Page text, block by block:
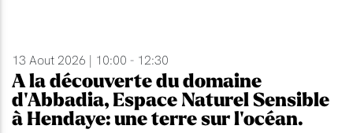
13 Aout 2026 | 10:00 - 12:30
A la découverte du domaine
d'Abbadia, Espace Naturel Sensible
à Hendaye: une terre sur l'océan.